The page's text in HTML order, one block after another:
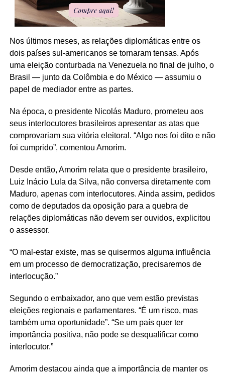
Nos últimos meses, as relações diplomáticas entre os
dois países sul-americanos se tornaram tensas. Após
uma eleição conturbada na Venezuela no final de julho, o
Brasil — junto da Colômbia e do México — assumiu o
papel de mediador entre as partes.
Na época, o presidente Nicolás Maduro, prometeu aos
seus interlocutores brasileiros apresentar as atas que
comprovariam sua vitória eleitoral. “Algo nos foi dito e não
foi cumprido”, comentou Amorim.
Desde então, Amorim relata que o presidente brasileiro,
Luiz Inácio Lula da Silva, não conversa diretamente com
Maduro, apenas com interlocutores. Ainda assim, pedidos
como de deputados da oposição para a quebra de
relações diplomáticas não devem ser ouvidos, explicitou
o assessor.
“O mal-estar existe, mas se quisermos alguma influência
em um processo de democratização, precisaremos de
interlocução.”
Segundo o embaixador, ano que vem estão previstas
eleições regionais e parlamentares. “É um risco, mas
também uma oportunidade”. “Se um país quer ter
importância positiva, não pode se desqualificar como
interlocutor.”
Amorim destacou ainda que a importância de manter os